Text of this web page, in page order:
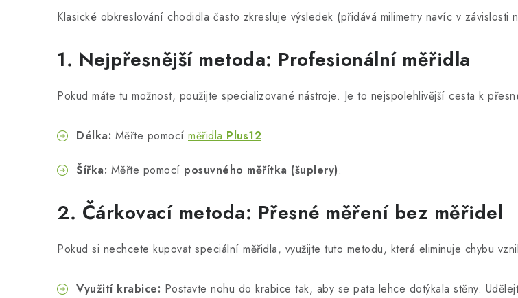
Klasické obkreslování chodidla často zkresluje výsledek (přidává milimetry navíc v
1. Nejpřesnější metoda: Profesionální měřidla
Pokud máte tu možnost, použijte specializované nástroje. Je to nejspolehlivější cesta k
Délka: Měřte pomocí měřidla Plus12.
Šířka: Měřte pomocí posuvného měřítka (šuplery).
2. Čárkovací metoda: Přesné měření bez měřidel
Pokud si nechcete kupovat speciální měřidla, využijte tuto metodu, která eliminuje chybu
Využití krabice: Postavte nohu do krabice tak, aby se pata lehce dotýkala stěny.